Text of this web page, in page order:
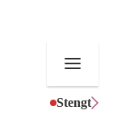
Stengt